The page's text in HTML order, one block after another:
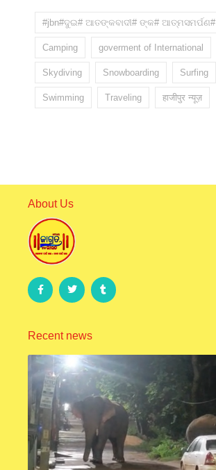
#jbn#ଦୁଇ# ଆତଙ୍କବାଦୀ# ଙ୍କ# ଆତ୍ମସମର୍ପଣ#
Camping goverment of International
Skydiving Snowboarding Surfing
Swimming Traveling हाजीपुर न्यूज़
About Us
Recent news